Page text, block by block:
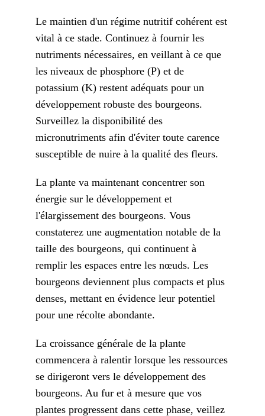
Le maintien d'un régime nutritif cohérent est
vital à ce stade. Continuez à fournir les
nutriments nécessaires, en veillant à ce que
les niveaux de phosphore (P) et de
potassium (K) restent adéquats pour un
développement robuste des bourgeons.
Surveillez la disponibilité des
micronutriments afin d'éviter toute carence
susceptible de nuire à la qualité des fleurs.
La plante va maintenant concentrer son
énergie sur le développement et
l'élargissement des bourgeons. Vous
constaterez une augmentation notable de la
taille des bourgeons, qui continuent à
remplir les espaces entre les nœuds. Les
bourgeons deviennent plus compacts et plus
denses, mettant en évidence leur potentiel
pour une récolte abondante.
La croissance générale de la plante
commencera à ralentir lorsque les ressources
se dirigeront vers le développement des
bourgeons. Au fur et à mesure que vos
plantes progressent dans cette phase, veillez